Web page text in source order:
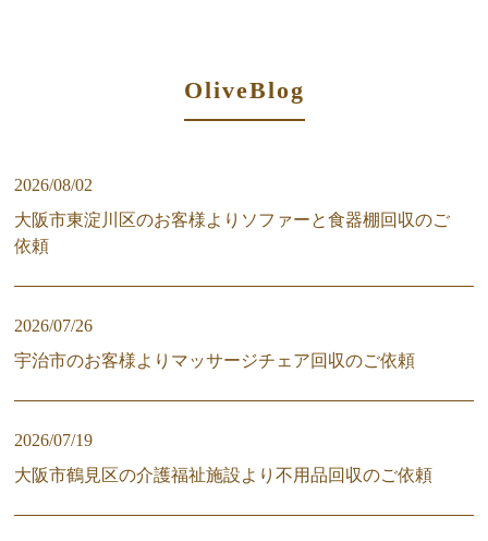
OliveBlog
2026/08/02
大阪市東淀川区のお客様よりソファーと食器棚回収のご
依頼
2026/07/26
宇治市のお客様よりマッサージチェア回収のご依頼
2026/07/19
大阪市鶴見区の介護福祉施設より不用品回収のご依頼